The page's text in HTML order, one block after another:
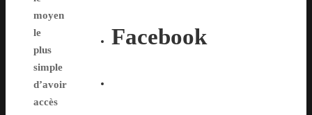
moyen
le
plus
simple
d’avoir
accès
Facebook